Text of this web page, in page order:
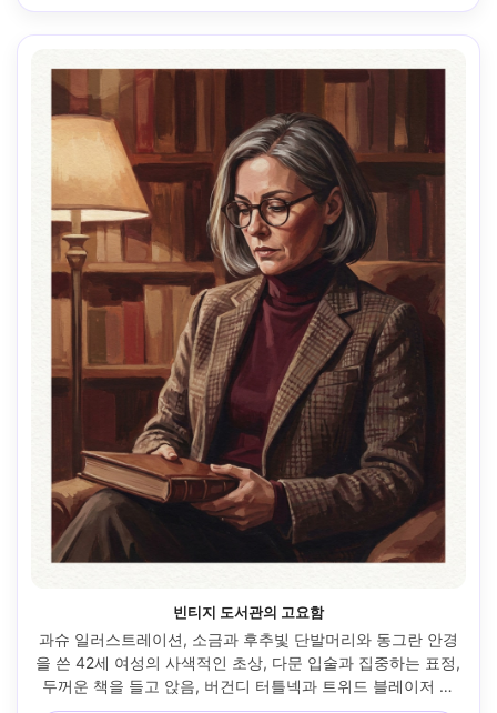
빈티지 도서관의 고요함
과슈 일러스트레이션, 소금과 후추빛 단발머리와 동그란 안경
을 쓴 42세 여성의 사색적인 초상, 다문 입술과 집중하는 표정,
두꺼운 책을 들고 앉음, 버건디 터틀넥과 트위드 블레이저 착